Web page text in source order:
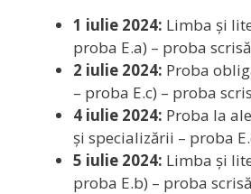
1 iulie 2024: Limba și
proba E.a) – proba scrisă
2 iulie 2024: Proba
– proba E.c) – proba
4 iulie 2024: Proba la
și specializării – proba
5 iulie 2024: Limba și
proba E.b) – proba scrisă